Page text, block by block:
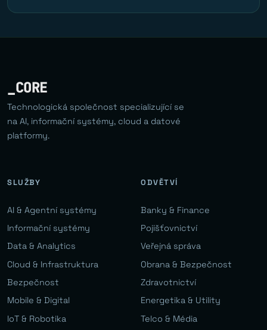
_CORE
Technologická společnost specializující se
na AI, informační systémy, cloud a datové
platformy.
SLUŽBY
AI & Agentní systémy
Informační systémy
Data & Analytics
Cloud & Infrastruktura
Bezpečnost
Mobile & Digital
IoT & Robotika
ODVĚTVÍ
Banky & Finance
Pojišťovnictví
Veřejná správa
Obrana & Bezpečnost
Zdravotnictví
Energetika & Utility
Telco & Média